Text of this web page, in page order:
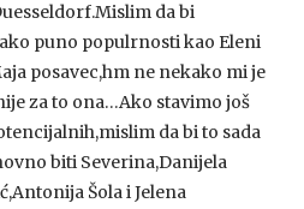
da bi
puno populrnosti kao Eleni
posavec,hm ne nekako mi je
za to ona…Ako stavimo još
da bi to sada
biti Severina,Danijela
Šola i Jelena